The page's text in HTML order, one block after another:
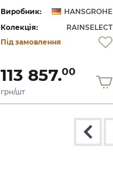
Виробник:
HANSGROHE
Колекція:
RAINSELECT
Під замовлення
113 857.00
грн/шт